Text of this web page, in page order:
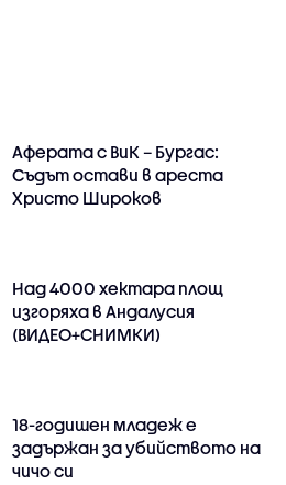
Аферата с ВиК – Бургас:
Съдът остави в ареста
Христо Широков
Над 4000 хектара площ
изгоряха в Андалусия
(ВИДЕО+СНИМКИ)
18-годишен младеж е
задържан за убийството на
чичо си